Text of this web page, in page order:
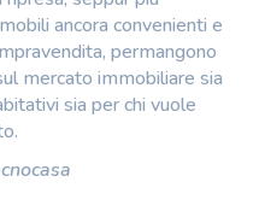
ancora convenienti e
permangono
mercato immobiliare sia
sia per chi vuole